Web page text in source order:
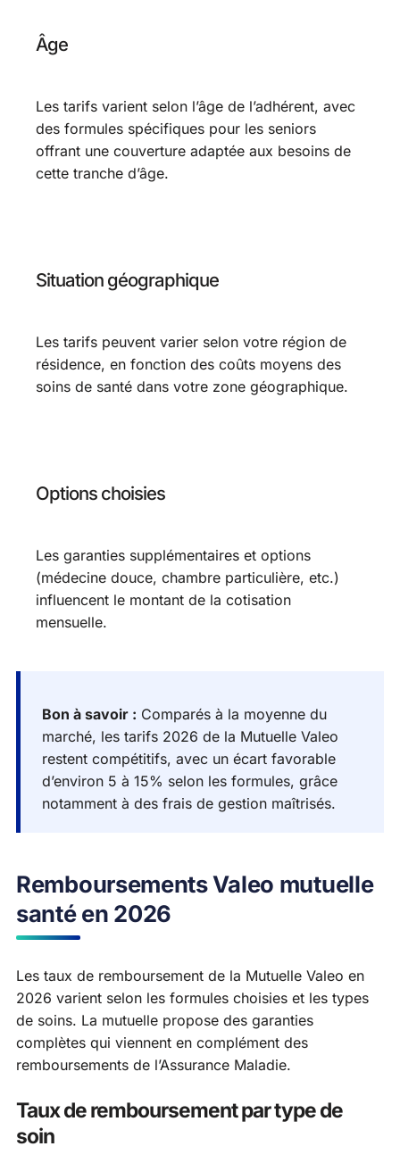
Âge
Les tarifs varient selon l’âge de l’adhérent, avec
des formules spécifiques pour les seniors
offrant une couverture adaptée aux besoins de
cette tranche d’âge.
Situation géographique
Les tarifs peuvent varier selon votre région de
résidence, en fonction des coûts moyens des
soins de santé dans votre zone géographique.
Options choisies
Les garanties supplémentaires et options
(médecine douce, chambre particulière, etc.)
influencent le montant de la cotisation
mensuelle.
Bon à savoir : Comparés à la moyenne du
marché, les tarifs 2026 de la Mutuelle Valeo
restent compétitifs, avec un écart favorable
d’environ 5 à 15% selon les formules, grâce
notamment à des frais de gestion maîtrisés.
Remboursements Valeo mutuelle
santé en 2026
Les taux de remboursement de la Mutuelle Valeo en
2026 varient selon les formules choisies et les types
de soins. La mutuelle propose des garanties
complètes qui viennent en complément des
remboursements de l’Assurance Maladie.
Taux de remboursement par type de
soin